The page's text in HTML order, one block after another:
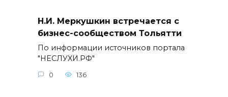
Н.И. Меркушкин встречается с
бизнес-сообществом Тольятти
По информации источников портала
"НЕСЛУХИ.РФ"
0 136